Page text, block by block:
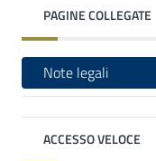
PAGINE COLLEGATE
Note legali
ACCESSO VELOCE